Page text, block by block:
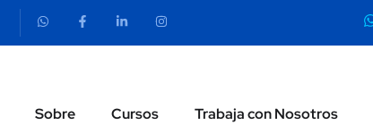
Sobre Cursos Trabaja con Nosotros